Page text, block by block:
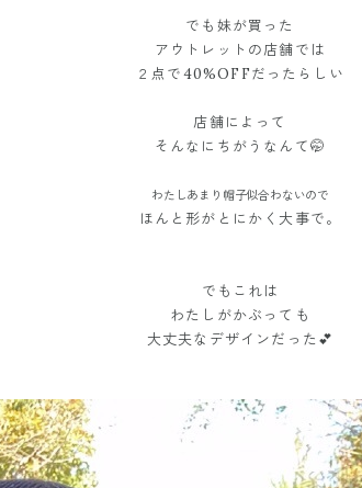
でも妹が買った
アウトレットの店舗では
２点で40%OFFだったらしい
店舗によって
そんなにちがうなんて🤭
わたしあまり帽子似合わないので
ほんと形がとにかく大事で。
でもこれは
わたしがかぶっても
大丈夫なデザインだった💕